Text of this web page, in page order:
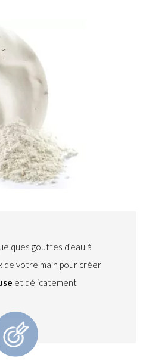
gouttes d’eau à
de votre main pour créer
et délicatement